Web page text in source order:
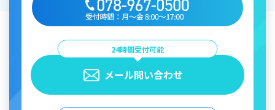
24時間受付可能
メール問い合わせ